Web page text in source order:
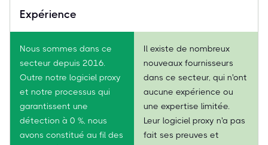
Expérience
Nous sommes dans ce
secteur depuis 2016.
Outre notre logiciel proxy
et notre processus qui
garantissent une
détection à 0 %, nous
avons constitué au fil des
Il existe de nombreux
nouveaux fournisseurs
dans ce secteur, qui n'ont
aucune expérience ou
une expertise limitée.
Leur logiciel proxy n'a pas
fait ses preuves et